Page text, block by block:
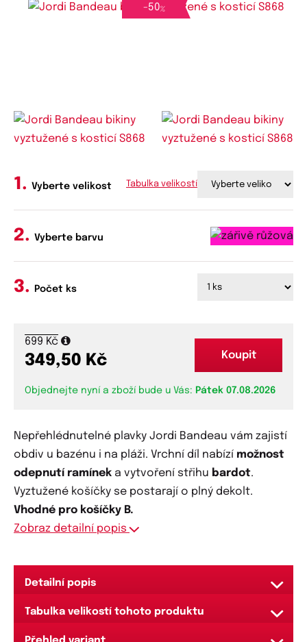
-50%
Vyberte velikost Tabulka velikostí
Vyberte barvu
Počet ks
699 Kč
349,50 Kč Koupit
Objednejte nyní a zboží bude u Vás: Pátek 07.08.2026
Nepřehlédnutelné plavky Jordi Bandeau vám zajistí
obdiv u bazénu i na pláži. Vrchní díl nabízí možnost
odepnutí ramínek a vytvoření střihu bardot.
Vyztužené košíčky se postarají o plný dekolt.
Vhodné pro košíčky B.
Zobraz detailní popis
Detailní popis
Svůdné a nepřehlédnutelné dvoudílné plavky v
Tabulka velikostí tohoto produktu
velikost obvod pod prsy (cm) obvod